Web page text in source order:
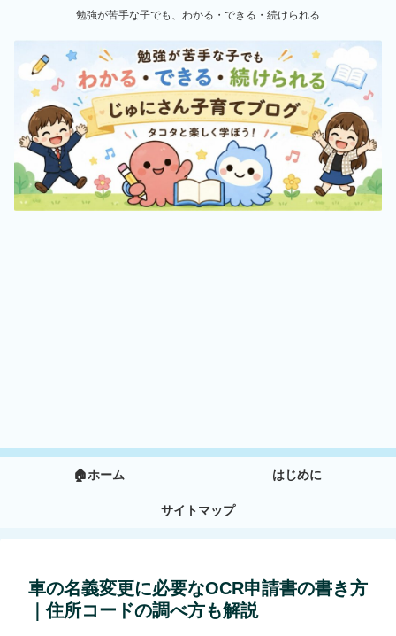
勉強が苦手な子でも、わかる・できる・続けられる
🏠ホーム はじめに
サイトマップ
車の名義変更に必要なOCR申請書の書き方
｜住所コードの調べ方も解説